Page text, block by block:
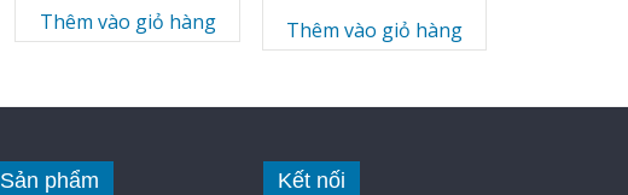
Thêm vào giỏ hàng Thêm vào giỏ hàng
Sản phẩm Kết nối